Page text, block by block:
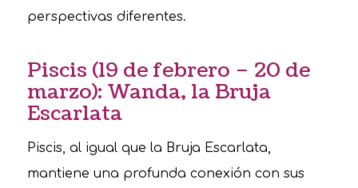
perspectivas diferentes.
Piscis (19 de febrero – 20 de
marzo): Wanda, la Bruja
Escarlata
Piscis, al igual que la Bruja Escarlata,
mantiene una profunda conexión con sus